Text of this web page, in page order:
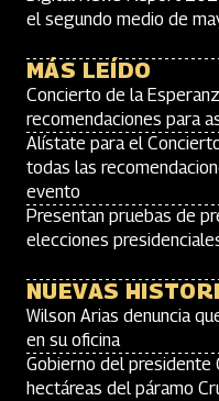
el segundo medio de
MÁS LEÍDO
Concierto de la
recomendaciones para
Alístate para el
todas las
evento
Presentan pruebas de
elecciones
NUEVAS
Wilson Arias denuncia
en su oficina
Gobierno del
hectáreas del páramo